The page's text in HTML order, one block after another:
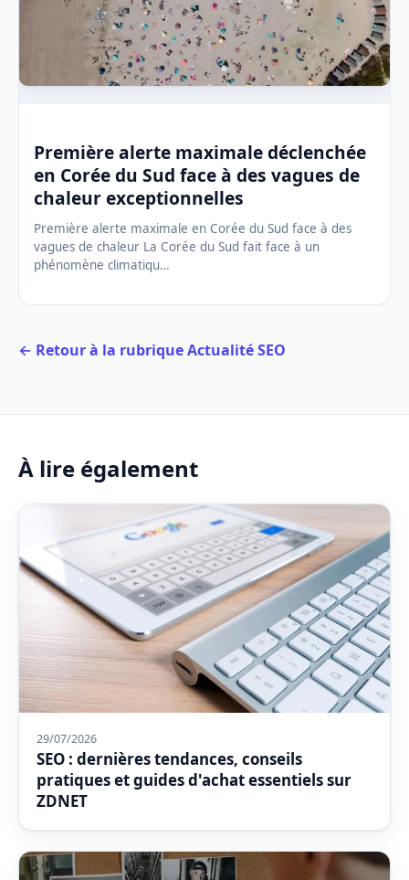
Première alerte maximale déclenchée
en Corée du Sud face à des vagues de
chaleur exceptionnelles
Première alerte maximale en Corée du Sud face à des
vagues de chaleur La Corée du Sud fait face à un
phénomène climatiqu…
← Retour à la rubrique Actualité SEO
À lire également
29/07/2026
SEO : dernières tendances, conseils
pratiques et guides d'achat essentiels sur
ZDNET